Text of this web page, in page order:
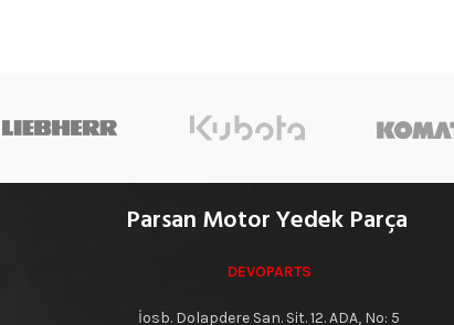
Parsan Motor Yedek Parça
DEVOPARTS
İosb. Dolapdere San. Sit. 12. ADA, No: 5